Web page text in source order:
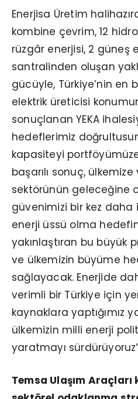
Enerjisa Üretim
kombine çevrim, 12
rüzgâr enerjisi, 2 güneş
santralinden oluşan
gücüyle, Türkiye’nin en
elektrik üreticisi
sonuçlanan YEKA
hedeflerimiz
kapasiteyi portföyümüze
başarılı sonuç,
sektörünün geleceğine
güvenimizi bir kez daha
enerji üssü olma
yakınlaştıran bu büyük
ve ülkemizin büyüme
sağlayacak. Enerjide
verimli bir Türkiye için
kaynaklara yaptığımız
ülkemizin milli enerji
yaratmayı
Temsa Ulaşım